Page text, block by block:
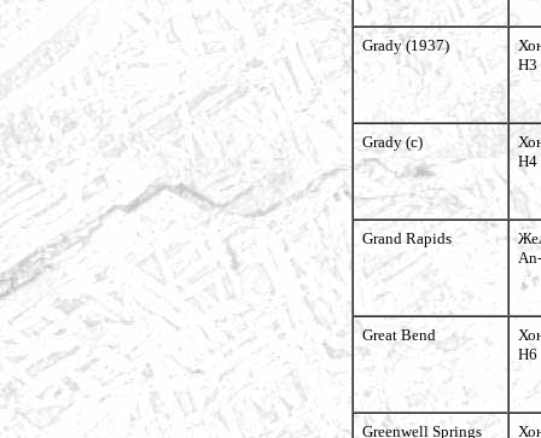
Grady (1937)
H3
Grady (c)
H4
Grand Rapids
Great Bend
H6
Greenwell Springs